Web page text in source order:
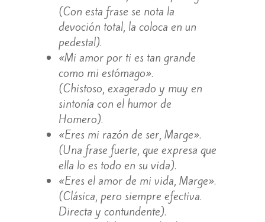
(Con esta frase se nota la
devoción total, la coloca en un
pedestal).
«Mi amor por ti es tan grande
como mi estómago».
(Chistoso, exagerado y muy en
sintonía con el humor de
Homero).
«Eres mi razón de ser, Marge».
(Una frase fuerte, que expresa que
ella lo es todo en su vida).
«Eres el amor de mi vida, Marge».
(Clásica, pero siempre efectiva.
Directa y contundente).